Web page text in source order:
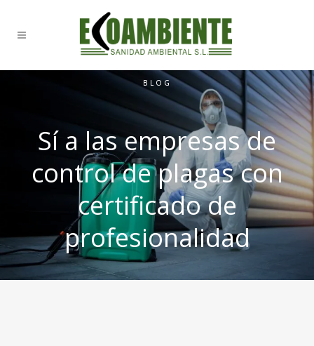
BLOG
Sí a las empresas de
control de plagas con
certificado de
profesionalidad